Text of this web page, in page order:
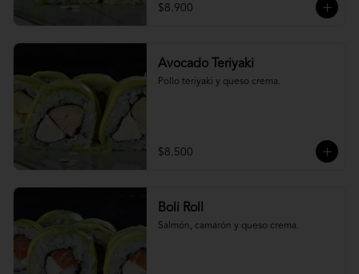
$8.900
Avocado Teriyaki
Pollo teriyaki y queso crema.
$8.500
Boli Roll
Salmón, camarón y queso crema.